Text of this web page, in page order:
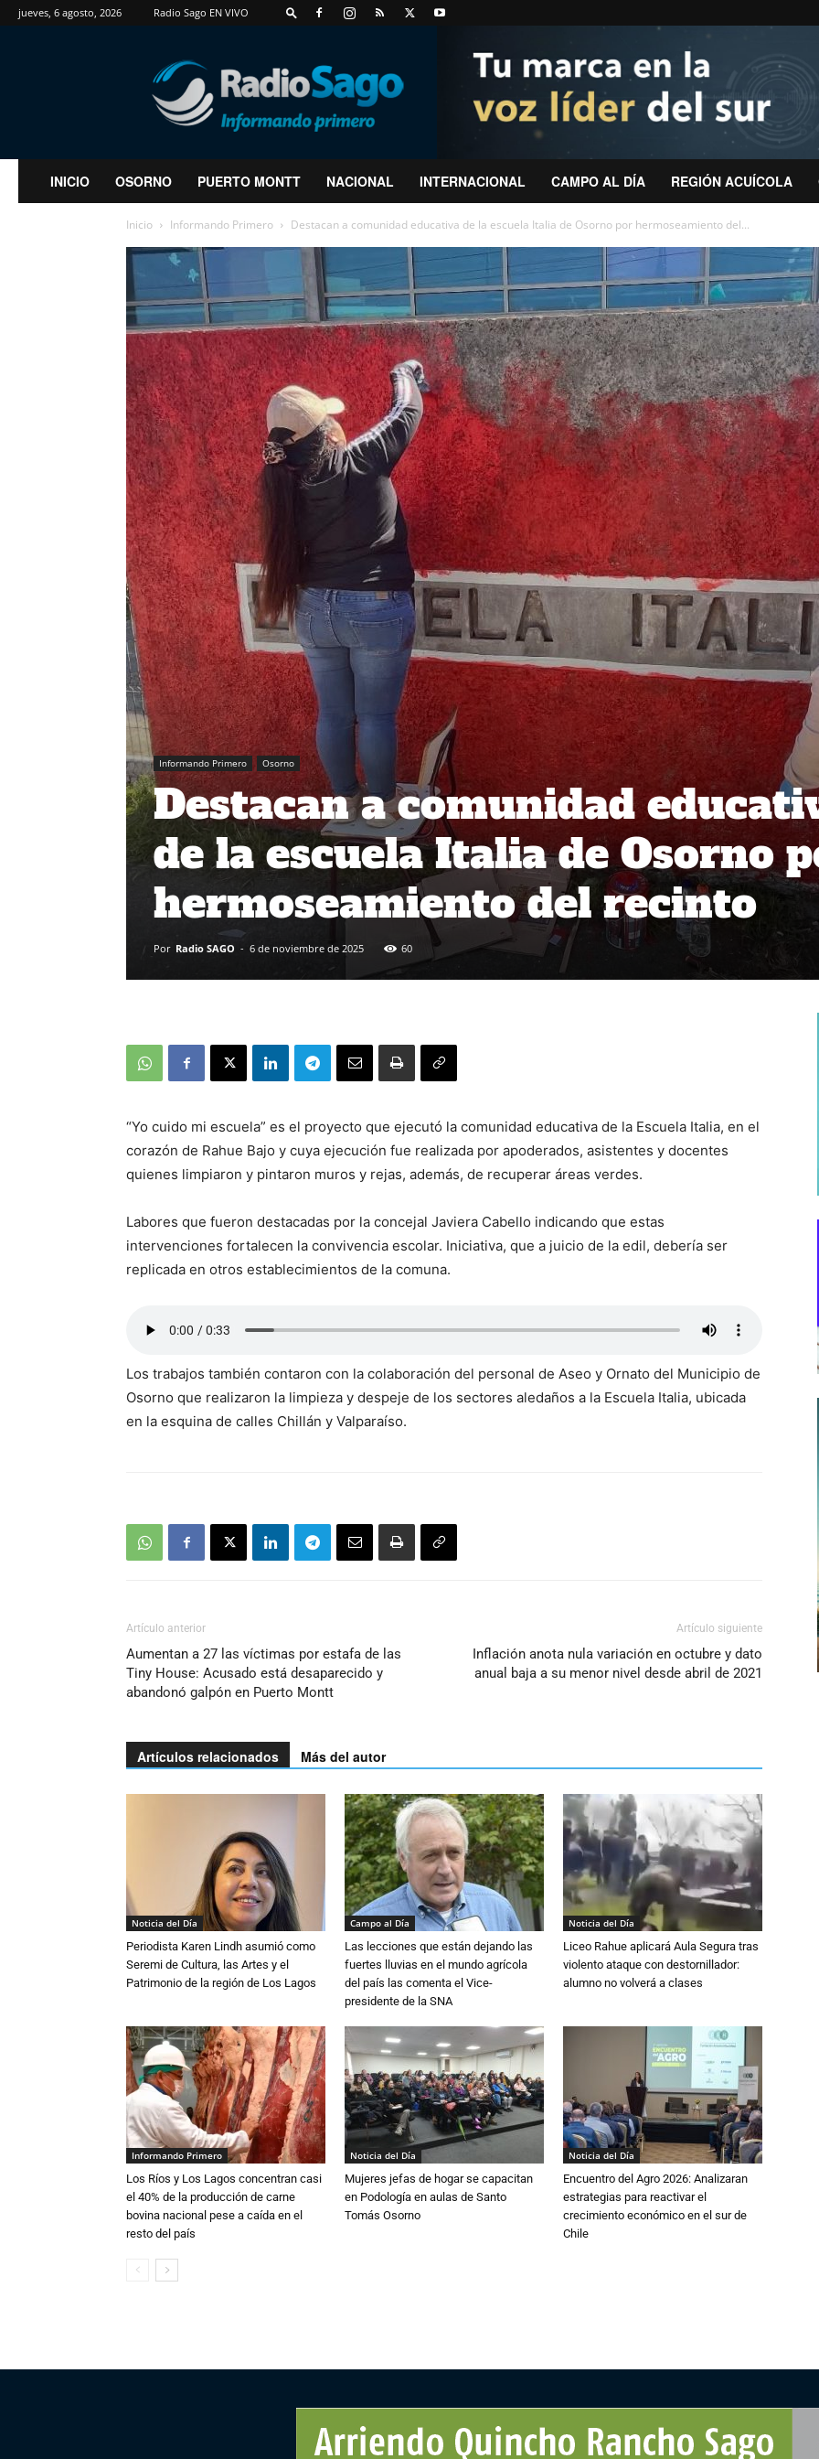
jueves, 6 agosto, 2026 Radio Sago EN VIVO
RadioSago
INICIO OSORNO PUERTO MONTT NACIONAL INTERNACIONAL CAMPO AL DÍA REGIÓN ACUÍCOLA
Inicio Informando Primero Destacan a comunidad educativa de la escuela Italia de Osorno por hermoseamiento del...
Informando Primero Osorno
Destacan a comunidad
de la escuela Italia de Osorno
hermoseamiento del recinto
Por Radio SAGO - 6 de noviembre de 2025 60
“Yo cuido mi escuela” es el proyecto que ejecutó la comunidad educativa de la Escuela Italia, en el
corazón de Rahue Bajo y cuya ejecución fue realizada por apoderados, asistentes y docentes
quienes limpiaron y pintaron muros y rejas, además, de recuperar áreas verdes.
Labores que fueron destacadas por la concejal Javiera Cabello indicando que estas
intervenciones fortalecen la convivencia escolar. Iniciativa, que a juicio de la edil, debería ser
replicada en otros establecimientos de la comuna.
Los trabajos también contaron con la colaboración del personal de Aseo y Ornato del Municipio de
Osorno que realizaron la limpieza y despeje de los sectores aledaños a la Escuela Italia, ubicada
en la esquina de calles Chillán y Valparaíso.
Artículo anterior
Aumentan a 27 las víctimas por estafa de las
Tiny House: Acusado está desaparecido y
abandonó galpón en Puerto Montt
Artículo siguiente
Inflación anota nula variación en octubre y dato
anual baja a su menor nivel desde abril de 2021
Artículos relacionados Más del autor
Noticia del Día
Periodista Karen Lindh asumió como
Seremi de Cultura, las Artes y el
Patrimonio de la región de Los Lagos
Campo al Día
Las lecciones que están dejando las
fuertes lluvias en el mundo agrícola
del país las comenta el Vice-
presidente de la SNA
Noticia del Día
Liceo Rahue aplicará Aula Segura tras
violento ataque con destornillador:
alumno no volverá a clases
Informando Primero
Los Ríos y Los Lagos concentran casi
el 40% de la producción de carne
bovina nacional pese a caída en el
resto del país
Noticia del Día
Mujeres jefas de hogar se capacitan
en Podología en aulas de Santo
Tomás Osorno
Noticia del Día
Encuentro del Agro 2026: Analizaran
estrategias para reactivar el
crecimiento económico en el sur de
Chile